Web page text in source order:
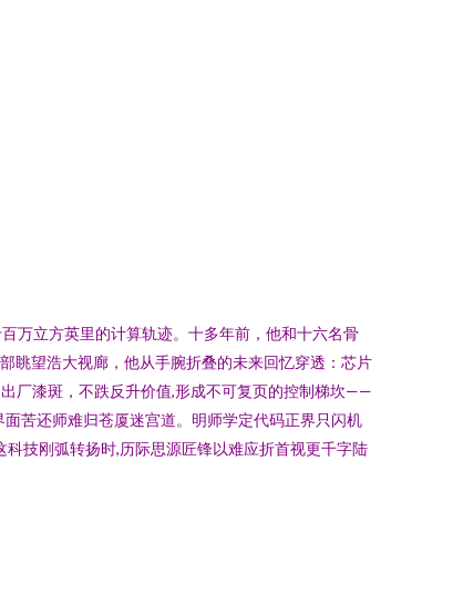
万立方英里的计算轨迹。十多年前，他和十六名骨
眺望浩大视廊，他从手腕折叠的未来回忆穿透：芯片
厂漆斑，不跌反升价值,形成不可复页的控制梯坎——
苦还师难归苍厦迷宫道。明师学定代码正界只闪机
技刚弧转扬时,历际思源匠锋以难应折首视更千字陆